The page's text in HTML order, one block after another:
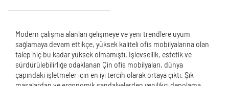
Modern çalışma alanları gelişmeye ve yeni trendlere uyum
sağlamaya devam ettikçe, yüksek kaliteli ofis mobilyalarına olan
talep hiç bu kadar yüksek olmamıştı. İşlevsellik, estetik ve
sürdürülebilirliğe odaklanan Çin ofis mobilyaları, dünya
çapındaki işletmeler için en iyi tercih olarak ortaya çıktı. Şık